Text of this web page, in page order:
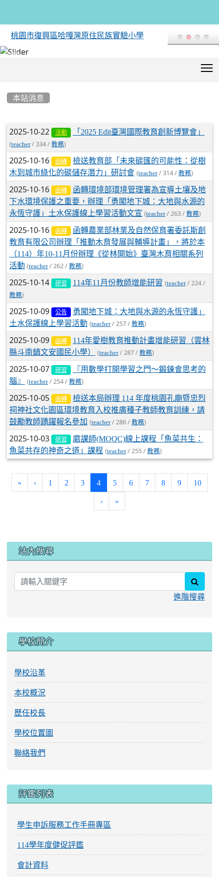
桃園市復興區哈嘎灣原住民族實驗小學
本站消息
文章列表
2025-10-22 活動 「2025 Edit臺灣國際教育創新博覽會」
(teacher/ 334 / 教務)
2025-10-16 函轉
檢送教育部「未來碳匯的可能性：從樹
木到城市綠化的碳儲存潛力」研討會 (teacher/ 314 / 教務)
2025-10-16 函轉
函轉環境部環境管理署為宣導土壤及地
下水環境保護之重要，辦理「勇闖地下城：大地與水源的
永恆守護」土水保護線上學習活動文宣 (teacher/ 263 / 教務)
2025-10-16 函轉
函轉農業部林業及自然保育署委託斯創
教育有限公司辦理「推動木育發展與輔導計畫」，將於本
（114）年10-11月份辦理《從林開始》臺灣木育相關系列
活動 (teacher/ 262 / 教務)
2025-10-14 研習 114年11月份教師增能研習 (teacher/ 224 /
教務)
2025-10-09 公告
勇闖地下城：大地與水源的永恆守護」
土水保護線上學習活動 (teacher/ 257 / 教務)
2025-10-09 函轉
114年愛樹教育推動計畫增能研習（雲林
縣斗南鎮文安國民小學）
(teacher/ 287 / 教務)
2025-10-07 研習
『用數學打開學習之門～鍛鍊會思考的
腦』
(teacher/ 254 / 教務)
2025-10-05 函轉
檢送本局辦理 114 年度桃園孔廟暨忠烈
祠神社文化園區環境教育入校推廣種子教師教育訓練，請
鼓勵教師踴躍報名參加 (teacher/ 286 / 教務)
2025-10-03 研習
磨課師(MOOC)線上課程「魚菜共生：
魚菜共存的神奇之道」課程 (teacher/ 255 / 教務)
« ‹ 1 2 3 4 (current)
5 6 7 8 9 10
› »
站內搜尋
進階搜尋
學校簡介
學校沿革
本校概況
歷任校長
學校位置圖
聯絡我們
評鑑列表
學生申訴服務工作手冊專區
114學年度健促評鑑
會計資料